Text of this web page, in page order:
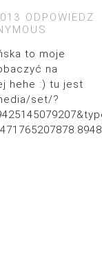
ODPOWIEDZ
to moje
na
hehe :) tu jest
set/?